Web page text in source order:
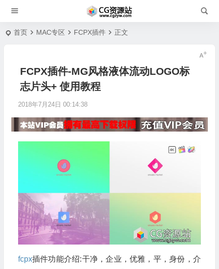
首页 MAC专区 FCPX插件 正文
FCPX插件-MG风格液体流动LOGO标
志片头+ 使用教程
2018年7月24日 00:14:38
fcpx插件功能介绍:干净，企业，优雅，平，身份，介